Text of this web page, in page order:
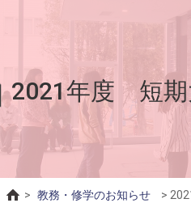
2021年度 短期
> 教務・修学のお知らせ >